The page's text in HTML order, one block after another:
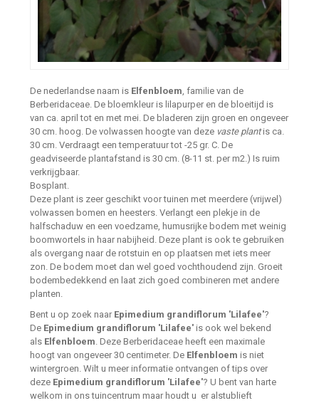
De nederlandse naam is Elfenbloem, familie van de
Berberidaceae. De bloemkleur is lilapurper en de bloeitijd is
van ca. april tot en met mei. De bladeren zijn groen en ongeveer
30 cm. hoog. De volwassen hoogte van deze vaste plantis ca.
30 cm. Verdraagt een temperatuur tot -25 gr. C. De
geadviseerde plantafstand is 30 cm. (8-11 st. per m2.) Is ruim
verkrijgbaar.
Bosplant.
Deze plant is zeer geschikt voor tuinen met meerdere (vrijwel)
volwassen bomen en heesters. Verlangt een plekje in de
halfschaduw en een voedzame, humusrijke bodem met weinig
boomwortels in haar nabijheid. Deze plant is ook te gebruiken
als overgang naar de rotstuin en op plaatsen met iets meer
zon. De bodem moet dan wel goed vochthoudend zijn. Groeit
bodembedekkend en laat zich goed combineren met andere
planten.
Bent u op zoek naar Epimedium grandiflorum 'Lilafee'?
De Epimedium grandiflorum 'Lilafee' is ook wel bekend
als Elfenbloem. Deze Berberidaceae heeft een maximale
hoogt van ongeveer 30 centimeter. De Elfenbloem is niet
wintergroen. Wilt u meer informatie ontvangen of tips over
deze Epimedium grandiflorum 'Lilafee'? U bent van harte
welkom in ons tuincentrum maar houdt u er alstublieft